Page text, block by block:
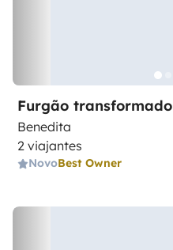
Furgão transformado
Benedita
2 viajantes
NovoBest Owner